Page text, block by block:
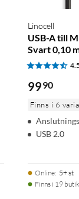
Linocell
USB-A till
Svart 0,10
4.5
9990
Finns i 6
USB 2.0
Online: 5+ st
Finns i 19